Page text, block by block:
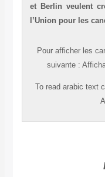
et Berlin veulent
l’Union pour les
Pour afficher les
suivante:
To readarabic text